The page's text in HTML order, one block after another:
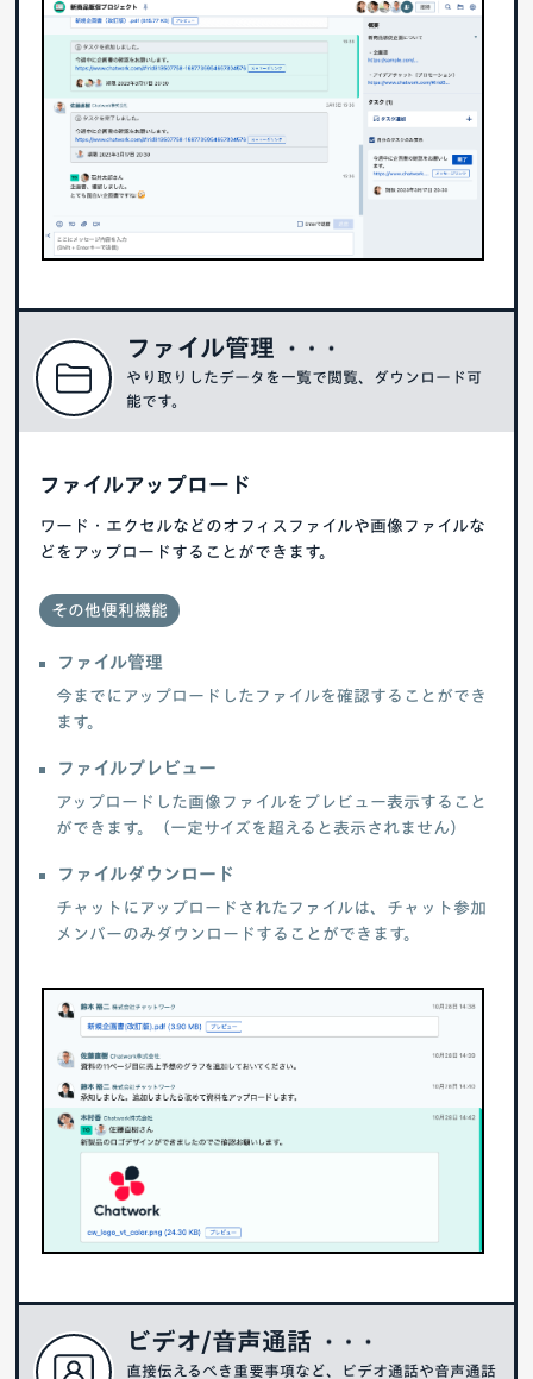
ファイル管理
やり取りしたデータを一覧で閲覧、ダウンロード可
能です。
ファイルアップロード
ワード・エクセルなどのオフィスファイルや画像ファイルな
どをアップロードすることができます。
その他便利機能
ファイル管理
今までにアップロードしたファイルを確認することができ
ます。
ファイルプレビュー
アップロードした画像ファイルをプレビュー表示すること
ができます。（一定サイズを超えると表示されません）
ファイルダウンロード
チャットにアップロードされたファイルは、チャット参加
メンバーのみダウンロードすることができます。
ビデオ/音声通話
直接伝えるべき重要事項など、ビデオ通話や音声通話